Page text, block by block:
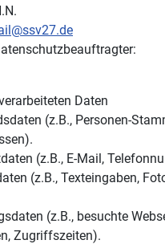
Daten
(z.B., Personen-
(z.B., E-Mail,
(z.B., Texteingaben,
(z.B., besuchte
Zugriffszeiten).